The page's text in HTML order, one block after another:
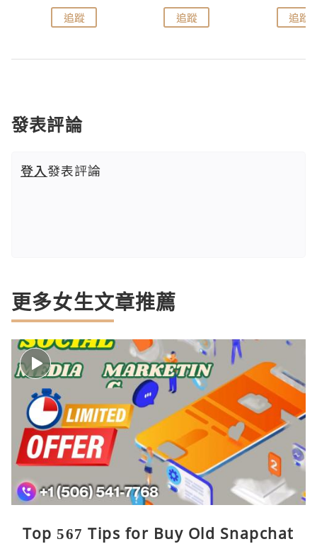
追蹤 追蹤 追蹤
發表評論
登入發表評論
更多女生文章推薦
Top 567 Tips for Buy Old Snapchat